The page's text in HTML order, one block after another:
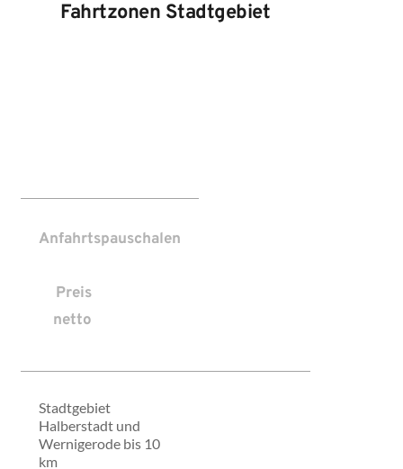
Fahrtzonen Stadtgebiet
Anfahrtspauschalen
Preis
netto
Stadtgebiet
Halberstadt und
Wernigerode bis 10
km